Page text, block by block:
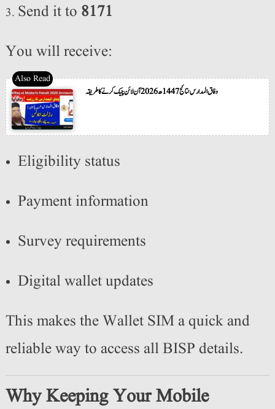
Send it to 8171
You will receive:
وفاق المدارس نتائج 1447ھ 2026 آن لائن چیک کرنے کا طریقہ
Eligibility status
Payment information
Survey requirements
Digital wallet updates
This makes the Wallet SIM a quick and
reliable way to access all BISP details.
Why Keeping Your Mobile